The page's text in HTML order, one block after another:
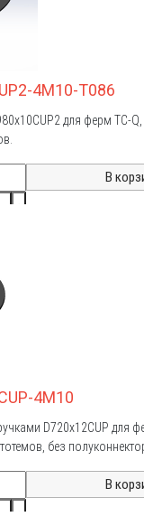
4M10-T086
для ферм TC-Q,
4M10
D720x12CUP для
без